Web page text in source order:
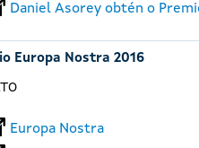
Daniel Asorey obtén o
Europa Nostra 2016
Europa Nostra